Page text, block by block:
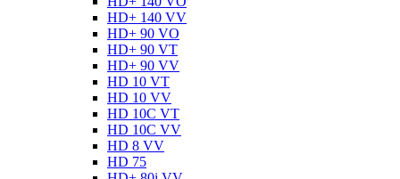
HD+ 140 VV
HD+ 90 VO
HD+ 90 VT
HD+ 90 VV
HD 10 VT
HD 10 VV
HD 10C VT
HD 10C VV
HD 8 VV
HD 75